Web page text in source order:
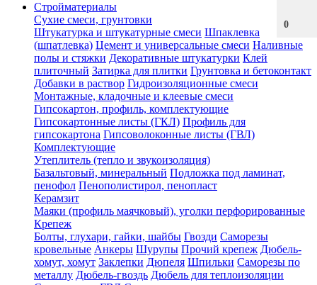
0
Стройматериалы
Сухие смеси, грунтовки
Штукатурка и штукатурные смеси Шпаклевка
(шпатлевка) Цемент и универсальные смеси Наливные
полы и стяжки Декоративные штукатурки Клей
плиточный Затирка для плитки Грунтовка и бетоконтакт
Добавки в раствор Гидроизоляционные смеси
Монтажные, кладочные и клеевые смеси
Гипсокартон, профиль, комплектующие
Гипсокартонные листы (ГКЛ) Профиль для
гипсокартона Гипсоволоконные листы (ГВЛ)
Комплектующие
Утеплитель (тепло и звукоизоляция)
Базальтовый, минеральный Подложка под ламинат,
пенофол Пенополистирол, пенопласт
Керамзит
Маяки (профиль маячковый), уголки перфорированные
Крепеж
Болты, глухари, гайки, шайбы Гвозди Саморезы
кровельные Анкеры Шурупы Прочий крепеж Дюбель-
хомут, хомут Заклепки Дюпеля Шпильки Саморезы по
металлу Дюбель-гвоздь Дюбель для теплоизоляции